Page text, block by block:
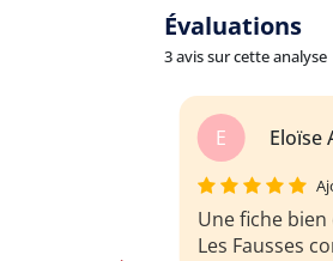
Évaluations
3 avis sur cette analyse
M